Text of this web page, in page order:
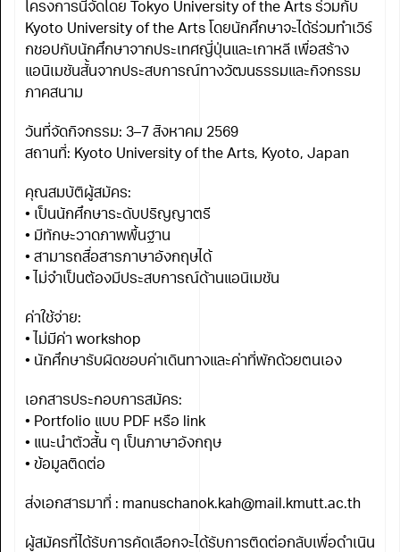
โครงการนี้จัดโดย Tokyo University of the Arts ร่วมกับ
Kyoto University of the Arts โดยนักศึกษาจะได้ร่วมทำเวิร์
กชอปกับนักศึกษาจากประเทศญี่ปุ่นและเกาหลี เพื่อสร้าง
แอนิเมชันสั้นจากประสบการณ์ทางวัฒนธรรมและกิจกรรม
ภาคสนาม
วันที่จัดกิจกรรม: 3–7 สิงหาคม 2569
สถานที่: Kyoto University of the Arts, Kyoto, Japan
คุณสมบัติผู้สมัคร:
• เป็นนักศึกษาระดับปริญญาตรี
• มีทักษะวาดภาพพื้นฐาน
• สามารถสื่อสารภาษาอังกฤษได้
• ไม่จำเป็นต้องมีประสบการณ์ด้านแอนิเมชัน
ค่าใช้จ่าย:
• ไม่มีค่า workshop
• นักศึกษารับผิดชอบค่าเดินทางและค่าที่พักด้วยตนเอง
เอกสารประกอบการสมัคร:
• Portfolio แบบ PDF หรือ link
• แนะนำตัวสั้น ๆ เป็นภาษาอังกฤษ
• ข้อมูลติดต่อ
ส่งเอกสารมาที่ : manuschanok.kah@mail.kmutt.ac.th
ผู้สมัครที่ได้รับการคัดเลือกจะได้รับการติดต่อกลับเพื่อดำเนิน